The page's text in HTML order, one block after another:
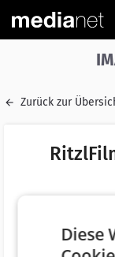
Zurück zur
Adresse
Diese